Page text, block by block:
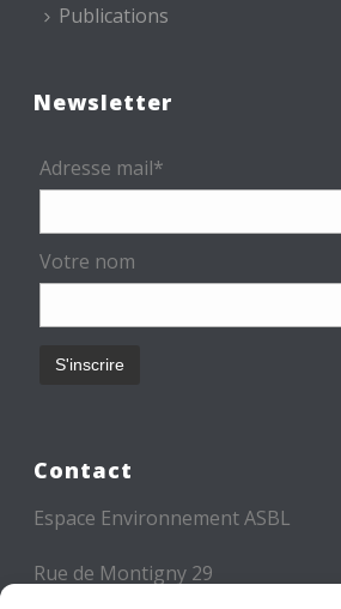
Publications
Newsletter
Adresse mail*
Votre nom
Contact
Espace Environnement ASBL
Rue de Montigny 29